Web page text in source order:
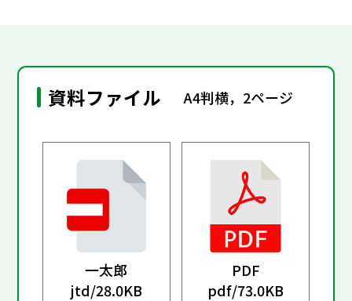
資料ファイル A4判横，2ページ
一太郎
jtd/28.0KB
PDF
pdf/73.0KB